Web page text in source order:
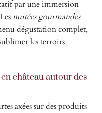
par une immersion
nuitées gourmandes
dégustation complet,
les terroirs
château autour des
axées sur des produits